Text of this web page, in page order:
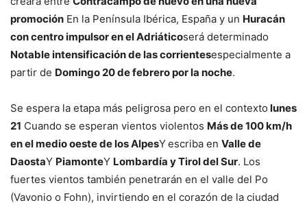
promoción En la Península Ibérica, España y un Huracán
con centro impulsor en el Adriáticoserá determinado
Notable intensificación de las corrientesespecialmente a
partir de Domingo 20 de febrero por la noche.
Se espera la etapa más peligrosa pero en el contexto lunes
21 Cuando se esperan vientos violentos Más de 100 km/h
en el medio oeste de los AlpesYescriba en Valle de
DaostaY PiamonteY Lombardía y Tirol del Sur. Los
fuertes vientos también penetrarán en el valle del Po
(Vavonio o Fohn), invirtiendo en el corazón de la ciudad